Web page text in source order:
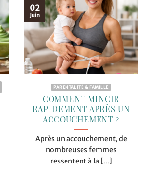
PARENTALITÉ & FAMILLE
COMMENT MINCIR
RAPIDEMENT APRÈS UN
ACCOUCHEMENT ?
Après un accouchement, de
nombreuses femmes
ressentent à la [...]
02
Juin